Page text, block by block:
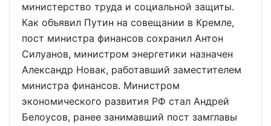
министерство труда и социальной защиты.
Как объявил Путин на совещании в Кремле,
пост министра финансов сохранил Антон
Силуанов, министром энергетики назначен
Александр Новак, работавший заместителем
министра финансов. Министром
экономического развития РФ стал Андрей
Белоусов, ранее занимавший пост замглавы